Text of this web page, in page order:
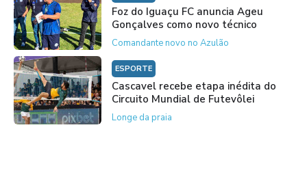
Foz do Iguaçu FC anuncia Ageu
Gonçalves como novo técnico
Comandante novo no Azulão
ESPORTE
Cascavel recebe etapa inédita do
Circuito Mundial de Futevôlei
Longe da praia